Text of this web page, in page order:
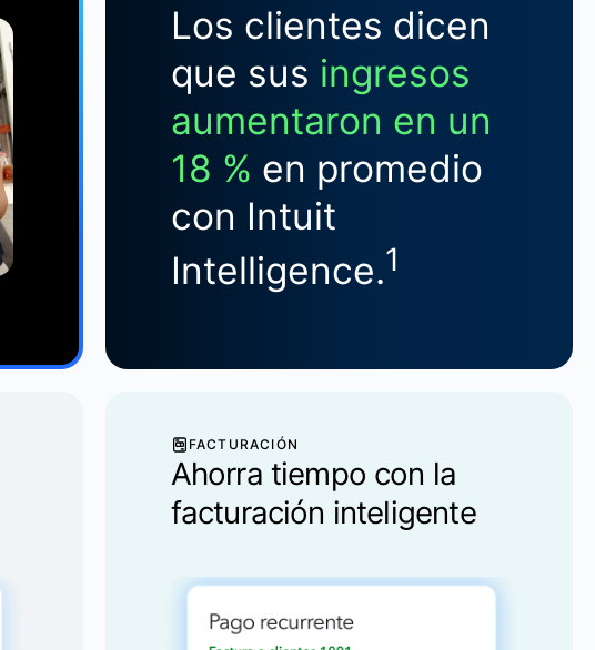
Los clientes dicen
que sus ingresos
aumentaron en un
18 % en promedio
con Intuit
Intelligence.1
FACTURACIÓN
Ahorra tiempo con la
facturación inteligente